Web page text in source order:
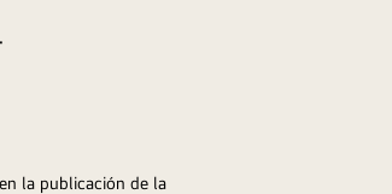
la publicación de la